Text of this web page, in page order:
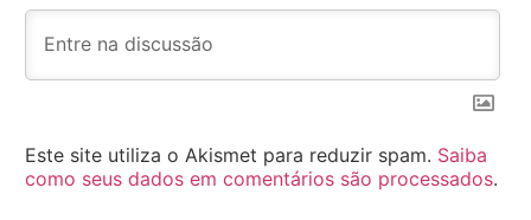
Este site utiliza o Akismet para reduzir spam. Saiba
como seus dados em comentários são processados.